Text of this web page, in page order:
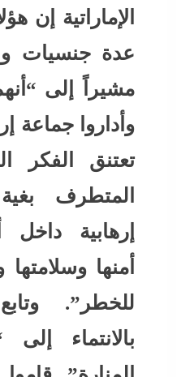
الإماراتية إن
عدة جنسيات
مشيراً إلى
وأداروا جماعة
تعتنق الفكر
المتطرف
إرهابية
أمنها وسلامتها
للخطر”.
بالانتماء